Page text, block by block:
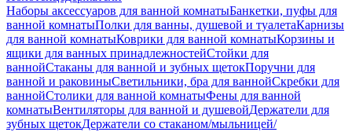
Наборы аксессуаров для ванной комнатыБанкетки, пуфы для
ванной комнатыПолки для ванны, душевой и туалетаКарнизы
для ванной комнатыКоврики для ванной комнатыКорзины и
ящики для ванных принадлежностейСтойки для
ваннойСтаканы для ванной и зубных щетокПоручни для
ванной и раковиныСветильники, бра для ваннойСкребки для
ваннойСтолики для ванной комнатыФены для ванной
комнатыВентиляторы для ванной и душевойДержатели для
зубных щетокДержатели со стаканом/мыльницей/